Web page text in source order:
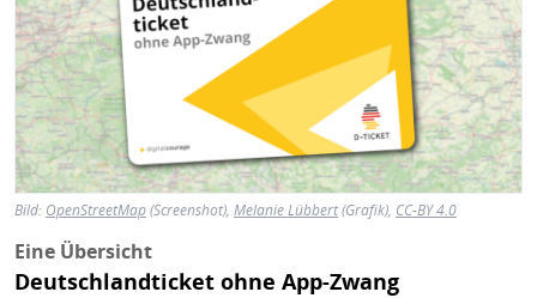
Bild: OpenStreetMap(Screenshot), Melanie Lübbert(Grafik), CC-BY 4.0
Eine Übersicht
Deutschlandticket ohne App-Zwang